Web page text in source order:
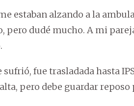
estaban alzando a la
pero dudé mucho. A mi
sufrió, fue trasladada hasta
pero debe guardar reposo